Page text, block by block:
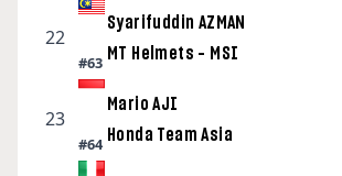
22
#63
Syarifuddin AZMAN
MT Helmets – MSI
23
#64
Mario AJI
Honda Team Asia